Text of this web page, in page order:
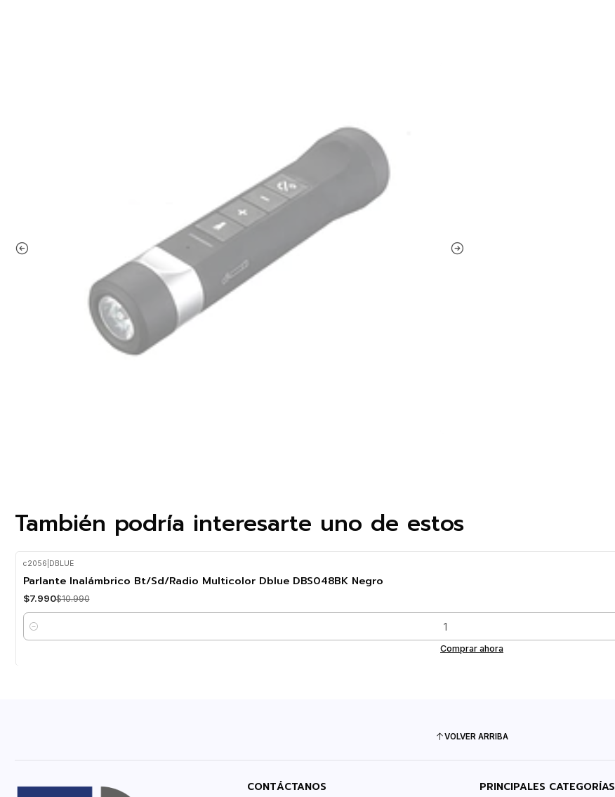
También podría interesarte uno de estos
-27% OFF
c2056 DBLUE
Parlante Inalámbrico Bt/Sd/Radio Multicolor Dblue DBS048BK Negro
$7.990$10.990
Cantidad
Comprar ahora
VOLVER ARRIBA
CONTÁCTANOS PRINCIPALES CATEGORÍAS